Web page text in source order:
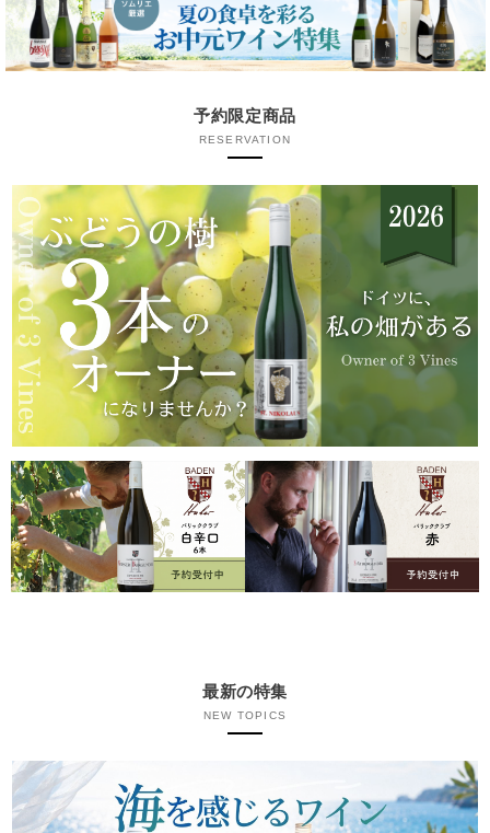
予約限定商品
RESERVATION
最新の特集
NEW TOPICS